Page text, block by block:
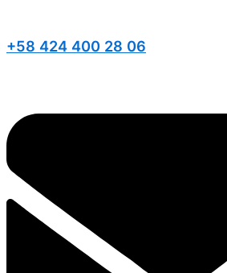
+58 424 400 28 06